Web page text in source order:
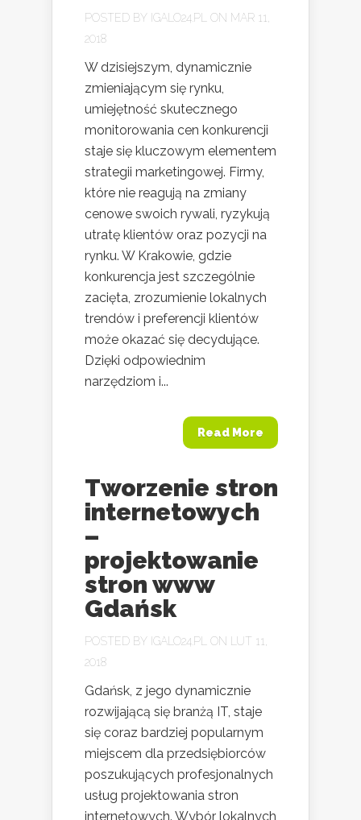
POSTED BY IGALO24.PL
ON MAR 11,
2018
W dzisiejszym, dynamicznie
zmieniającym się rynku,
umiejętność skutecznego
monitorowania cen konkurencji
staje się kluczowym elementem
strategii marketingowej. Firmy,
które nie reagują na zmiany
cenowe swoich rywali, ryzykują
utratę klientów oraz pozycji na
rynku. W Krakowie, gdzie
konkurencja jest szczególnie
zacięta, zrozumienie lokalnych
trendów i preferencji klientów
może okazać się decydujące.
Dzięki odpowiednim
narzędziom i...
Read More
Tworzenie stron
internetowych
–
projektowanie
stron www
Gdańsk
POSTED BY IGALO24.PL
ON LUT 11,
2018
Gdańsk, z jego dynamicznie
rozwijającą się branżą IT, staje
się coraz bardziej popularnym
miejscem dla przedsiębiorców
poszukujących profesjonalnych
usług projektowania stron
internetowych. Wybór lokalnych